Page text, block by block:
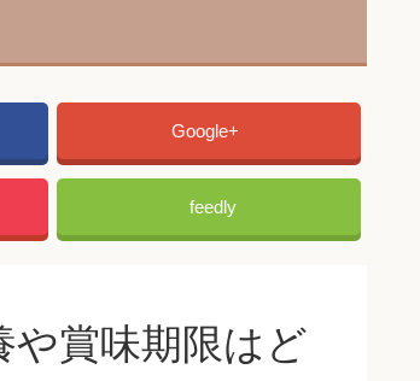
Google+
feedly
賞味期限はど